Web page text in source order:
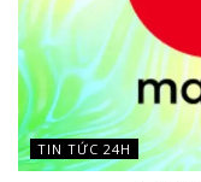
TIN TỨC 24H